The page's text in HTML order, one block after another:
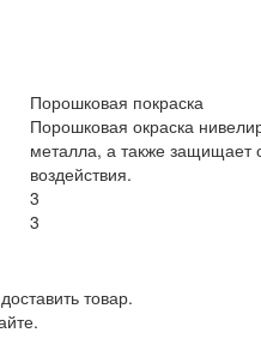
Порошковая покраска
Порошковая окраска
металла, а также защищает
воздействия.
3
3
товар.